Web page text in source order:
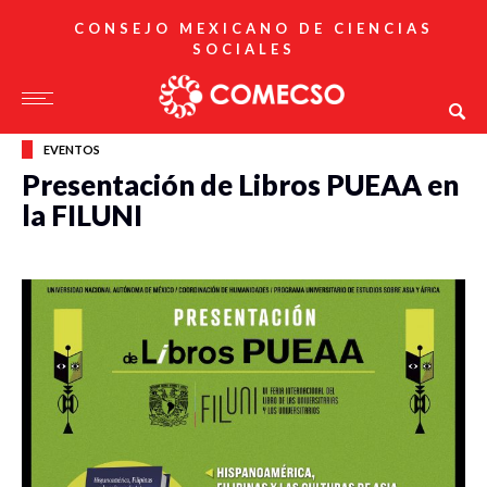
CONSEJO MEXICANO DE CIENCIAS
SOCIALES
EVENTOS
Presentación de Libros PUEAA en
la FILUNI